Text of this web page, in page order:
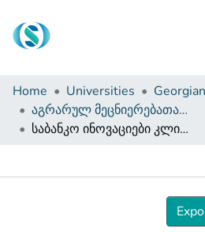
Communities & Collections
Browse
Documentation
Home Universities
აგრარულ მეცნიერებათა და ბიზნესის ადმინისტრირების ფაკულტეტი (სამაგისტრო ნაშრომები)
საბანკო ინოვაციები კლიენტებთან ურთიერთობის სისტემაში თანამედროვე ეტაპზე
Details